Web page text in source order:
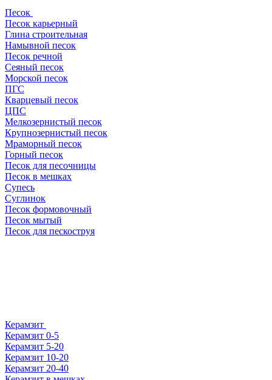
Песок
Песок карьерный
Глина строительная
Намывной песок
Песок речной
Сеяный песок
Морской песок
ПГС
Кварцевый песок
ЦПС
Мелкозернистый песок
Крупнозернистый песок
Мраморный песок
Горный песок
Песок для песочницы
Песок в мешках
Супесь
Суглинок
Песок формовочный
Песок мытый
Песок для пескоструя
Керамзит
Керамзит 0-5
Керамзит 5-20
Керамзит 10-20
Керамзит 20-40